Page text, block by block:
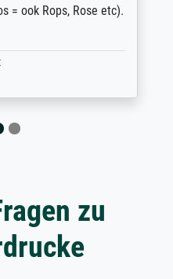
ook Rops, Rose etc).
zu